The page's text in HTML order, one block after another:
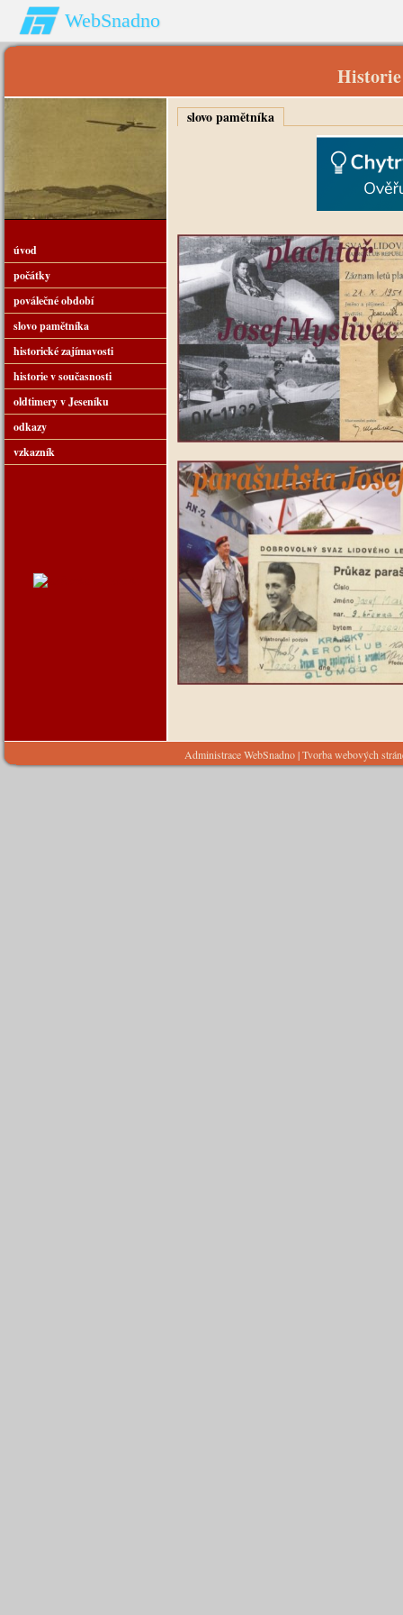
WebSnadno
úvod
počátky
poválečné období
slovo pamětníka
historické zajímavosti
historie v současnosti
oldtimery v Jeseníku
odkazy
vzkazník
slovo pamětníka
Administrace WebSnadno|Tvorba webových